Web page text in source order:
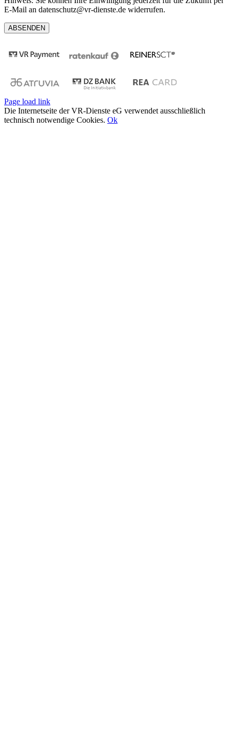
E-Mail an datenschutz@vr-dienste.de widerrufen.
Page load link
Die Internetseite der VR-Dienste eG verwendet ausschließlich
technisch notwendige Cookies. Ok